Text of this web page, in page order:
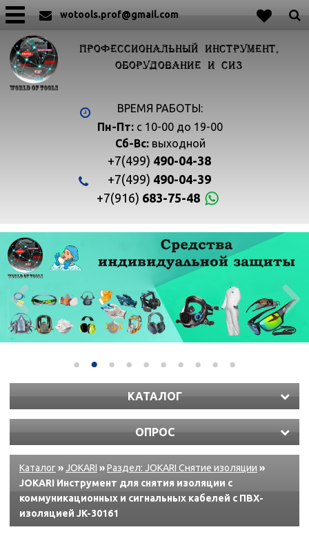
wotools.prof@gmail.com
ПРОФЕССИОНАЛЬНЫЙ ИНСТРУМЕНТ,
ОБОРУДОВАНИЕ И СИЗ
ВРЕМЯ РАБОТЫ:
Пн-Пт: с 10-00 до 19-00
Сб-Вс:выходной
+7(499) 490-04-38
+7(499) 490-04-39
+7(916) 683-75-48
 
КАТАЛОГ
ОПРОС
Каталог»JOKARI »Раздел: JOKARI Снятие изоляции »
JOKARI Инструмент для снятия изоляции с
коммуникационных и сигнальных кабелей с ПВХ-
изоляцией JK-30161